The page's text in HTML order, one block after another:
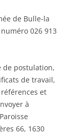
de Bulle-la
026 913
de postulation,
de travail,
références et
à
66, 1630